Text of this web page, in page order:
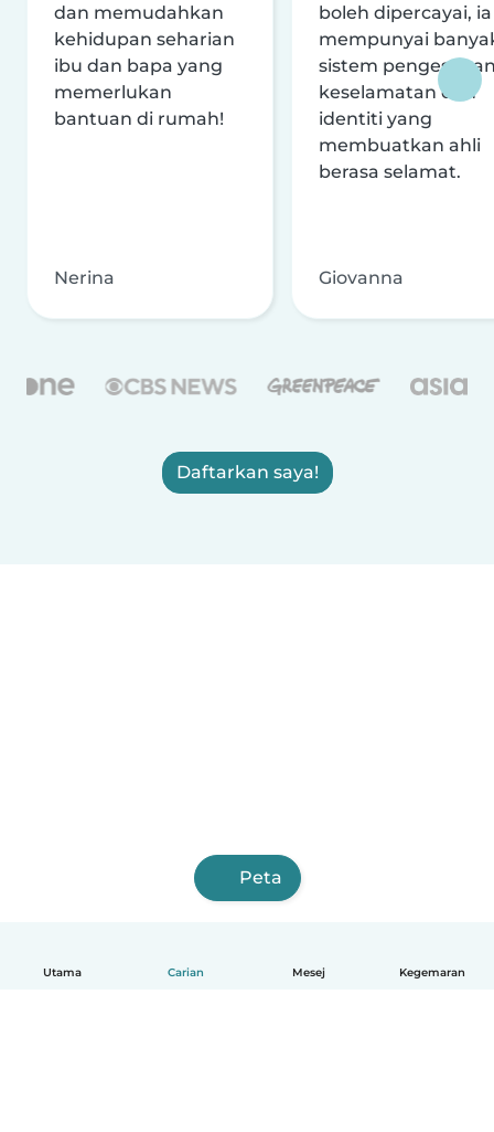
Utama Carian Mesej Kegemaran
dan memudahkan
kehidupan seharian
ibu dan bapa yang
memerlukan
bantuan di rumah!
Nerina
boleh dipercayai, ia
mempunyai
sistem
keselamatan dan
identiti yang
membuatkan ahli
berasa selamat.
Giovanna
Daftarkan saya!
Peta